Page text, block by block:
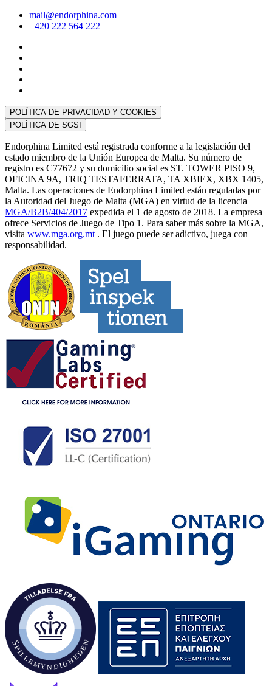
mail@endorphina.com
+420 222 564 222
POLÍTICA DE PRIVACIDAD Y COOKIES
POLÍTICA DE SGSI
Endorphina Limited está registrada conforme a la legislación del
estado miembro de la Unión Europea de Malta. Su número de
registro es C77672 y su domicilio social es ST. TOWER PISO 9,
OFICINA 9A, TRIQ TESTAFERRATA, TA XBIEX, XBX 1405,
Malta. Las operaciones de Endorphina Limited están reguladas por
la Autoridad del Juego de Malta (MGA) en virtud de la licencia
MGA/B2B/404/2017 expedida el 1 de agosto de 2018. La empresa
ofrece Servicios de Juego de Tipo 1. Para saber más sobre la MGA,
visita www.mga.org.mt . El juego puede ser adictivo, juega con
responsabilidad.